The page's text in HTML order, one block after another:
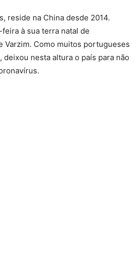
reside na China desde 2014.
à sua terra natal de
Varzim. Como muitos portugueses
nesta altura o país para não